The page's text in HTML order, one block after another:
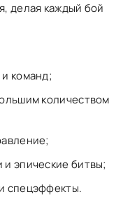
делая каждый бой
команд;
количеством
эпические битвы;
спецэффекты.